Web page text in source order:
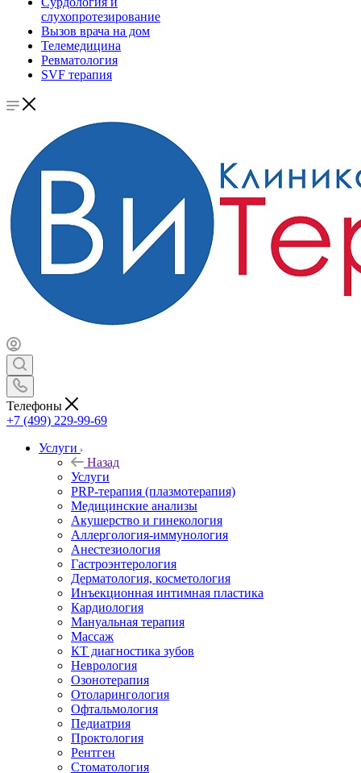
слухопротезирование
Вызов врача на дом
Телемедицина
Ревматология
SVF терапия
Телефоны
+7 (499) 229-99-69
Услуги
Назад
Услуги
PRP-терапия (плазмотерапия)
Медицинские анализы
Акушерство и гинекология
Аллергология-иммунология
Анестезиология
Гастроэнтерология
Дерматология, косметология
Инъекционная интимная пластика
Кардиология
Мануальная терапия
Массаж
КТ диагностика зубов
Неврология
Озонотерапия
Отоларингология
Офтальмология
Педиатрия
Проктология
Рентген
Стоматология